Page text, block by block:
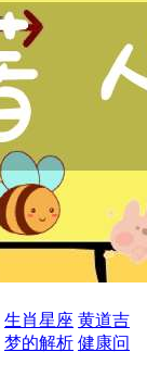
生肖星座 黄道吉
梦的解析 健康问